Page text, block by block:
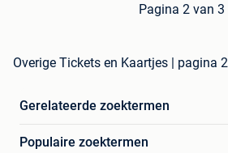
Pagina 2 van 3
Overige Tickets en Kaartjes | pagina 2
Gerelateerde zoektermen
Populaire zoektermen